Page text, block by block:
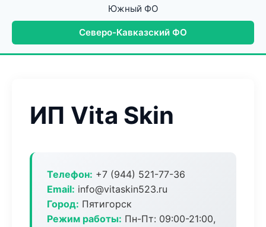
Южный ФО
Северо-Кавказский ФО
ИП Vita Skin
Телефон: +7 (944) 521-77-36
Email: info@vitaskin523.ru
Город: Пятигорск
Режим работы: Пн-Пт: 09:00-21:00,